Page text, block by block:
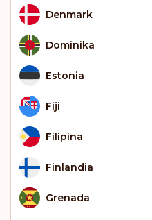
Denmark
Dominika
Estonia
Fiji
Filipina
Finlandia
Grenada